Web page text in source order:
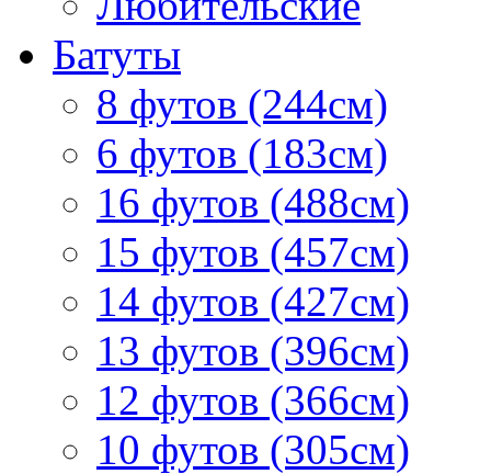
Батуты
8 футов (244см)
6 футов (183см)
16 футов (488см)
15 футов (457см)
14 футов (427см)
13 футов (396см)
12 футов (366см)
10 футов (305см)